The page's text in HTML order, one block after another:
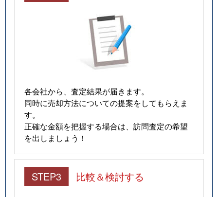
各会社から、査定結果が届きます。
同時に売却方法についての提案をしてもらえま
す。
正確な金額を把握する場合は、訪問査定の希望
を出しましょう！
STEP3 比較＆検討する